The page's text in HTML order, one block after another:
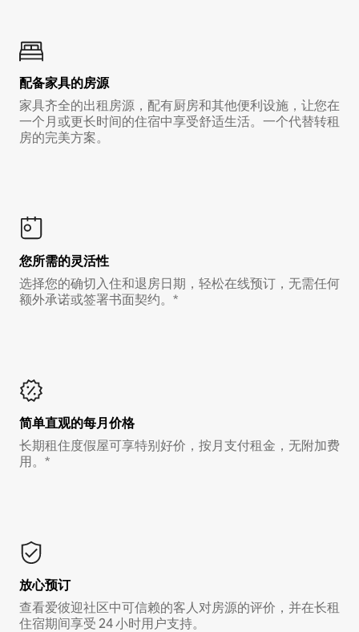
配备家具的房源
家具齐全的出租房源，配有厨房和其他便利设施，让您在
一个月或更长时间的住宿中享受舒适生活。一个代替转租
房的完美方案。
您所需的灵活性
选择您的确切入住和退房日期，轻松在线预订，无需任何
额外承诺或签署书面契约。*
简单直观的每月价格
长期租住度假屋可享特别好价，按月支付租金，无附加费
用。*
放心预订
查看爱彼迎社区中可信赖的客人对房源的评价，并在长租
住宿期间享受 24 小时用户支持。